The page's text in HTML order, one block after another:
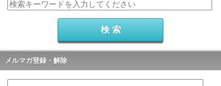
メルマガ登録・解除